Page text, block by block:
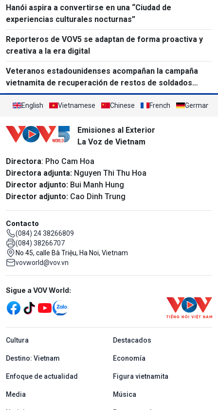
Hanói aspira a convertirse en una “Ciudad de
experiencias culturales nocturnas”
Reporteros de VOV5 se adaptan de forma proactiva y
creativa a la era digital
Veteranos estadounidenses acompañan la campaña
vietnamita de recuperación de restos de soldados
caídos
English Vietnamese Chinese French German
Emisiones al Exterior
La Voz de Vietnam
Directora: Pho Cam Hoa
Directora adjunta: Nguyen Thi Thu Hoa
Director adjunto: Bui Manh Hung
Director adjunto: Cao Dinh Trung
Contacto
(084) 24 38266809
(084) 38266707
No 45, calle Bà Triệu, Ha Noi, Vietnam
vovworld@vov.vn
Mạng xã hội
Sigue a VOV World:
menu footer tiếng Tây ban nha
Cultura Destacados
Destino: Vietnam Economía
Enfoque de actualidad Figura vietnamita
Media Música